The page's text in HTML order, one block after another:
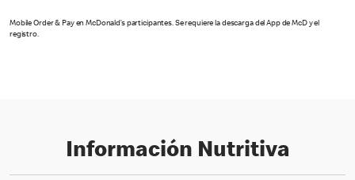
Mobile Order & Pay en McDonald’s participantes. Se requiere la descarga del App de McD y el
registro.
Información Nutritiva